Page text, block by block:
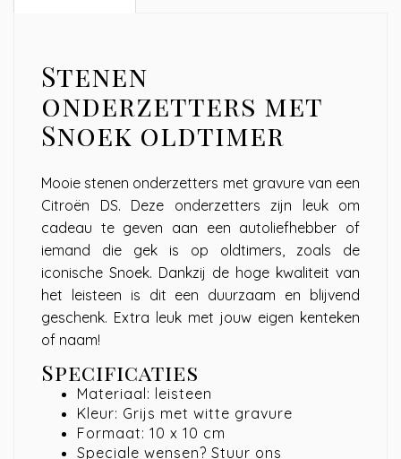
Stenen
onderzetters met
Snoek oldtimer
Mooie stenen onderzetters met gravure van een
Citroën DS. Deze onderzetters zijn leuk om
cadeau te geven aan een autoliefhebber of
iemand die gek is op oldtimers, zoals de
iconische Snoek. Dankzij de hoge kwaliteit van
het leisteen is dit een duurzaam en blijvend
geschenk. Extra leuk met jouw eigen kenteken
of naam!
Specificaties
Materiaal: leisteen
Kleur: Grijs met witte gravure
Formaat: 10 x 10 cm
Speciale wensen? Stuur ons